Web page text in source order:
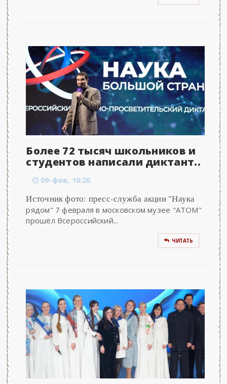
Более 72 тысяч школьников и
студентов написали диктант..
09-фев, 10:20
Источник фото: пресс-служба акции "Наука
рядом" 7 февраля в московском музее "АТОМ"
прошёл Всероссийский...
ЧИТАТЬ